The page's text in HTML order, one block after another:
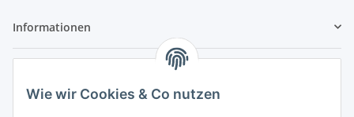
Wie wir Cookies & Co nutzen
Informationen